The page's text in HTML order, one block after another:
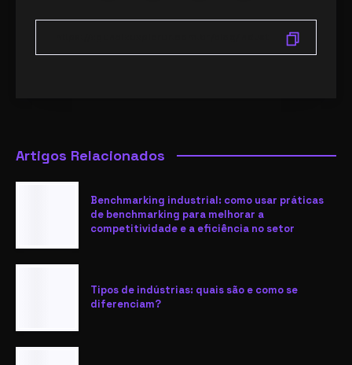
Artigos Relacionados
Benchmarking industrial: como usar práticas
de benchmarking para melhorar a
competitividade e a eficiência no setor
Tipos de indústrias: quais são e como se
diferenciam?